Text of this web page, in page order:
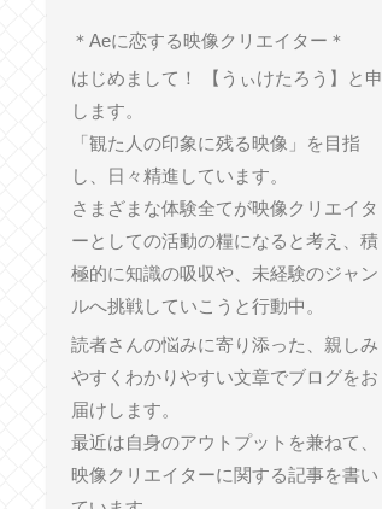
︎＊︎Aeに恋する映像クリエイター＊
はじめまして！ 【うぃけたろう】と申
します。
「観た人の印象に残る映像」を目指
し、日々精進しています。
さまざまな体験全てが映像クリエイタ
ーとしての活動の糧になると考え、積
極的に知識の吸収や、未経験のジャン
ルへ挑戦していこうと行動中。
読者さんの悩みに寄り添った、親しみ
やすくわかりやすい文章でブログをお
届けします。
最近は自身のアウトプットを兼ねて、
映像クリエイターに関する記事を書い